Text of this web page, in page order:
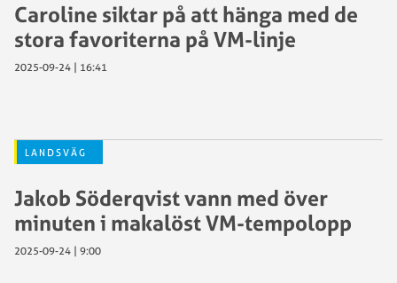
Caroline siktar på att hänga med de
stora favoriterna på VM-linje
2025-09-24 | 16:41
LANDSVÄG
Jakob Söderqvist vann med över
minuten i makalöst VM-tempolopp
2025-09-24 | 9:00